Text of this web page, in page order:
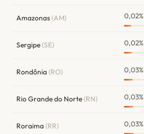
Amazonas(AM) 0,02%
Sergipe(SE) 0,02%
Rondônia (RO) 0,03%
Rio Grande do Norte(RN) 0,03%
Roraima (RR) 0,03%